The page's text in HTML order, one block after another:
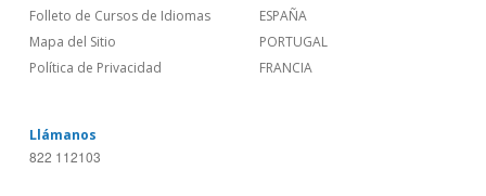
Folleto de Cursos de Idiomas
Mapa del Sitio
Política de Privacidad
ESPAÑA
PORTUGAL
FRANCIA
Llámanos
822 112103